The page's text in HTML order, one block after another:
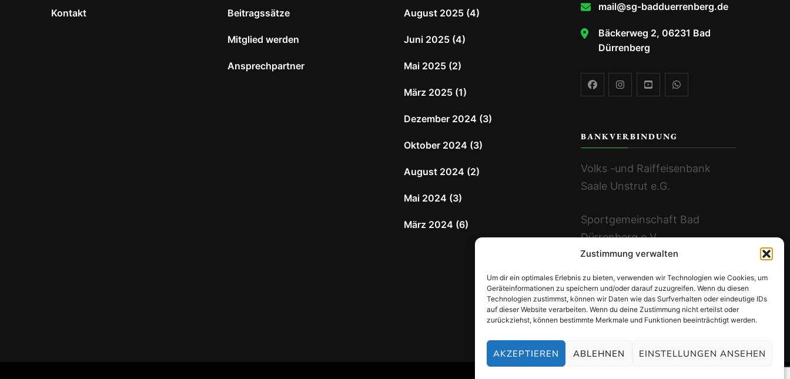
Zustimmung verwalten
Um dir ein optimales Erlebnis zu bieten, verwenden wir Technologien wie Cookies, um
Geräteinformationen zu speichern und/oder darauf zuzugreifen. Wenn du diesen
Technologien zustimmst, können wir Daten wie das Surfverhalten oder eindeutige IDs
auf dieser Website verarbeiten. Wenn du deine Zustimmung nicht erteilst oder
zurückziehst, können bestimmte Merkmale und Funktionen beeinträchtigt werden.
AKZEPTIEREN ABLEHNEN EINSTELLUNGEN ANSEHEN
Kontakt Beitragssätze
Mitglied werden
Ansprechpartner
August 2025 (4)
Juni 2025 (4)
Mai 2025 (2)
März 2025 (1)
Dezember 2024 (3)
Oktober 2024 (3)
August 2024 (2)
Mai 2024 (3)
März 2024 (6)
mail@sg-badduerrenberg.de
Bäckerweg 2, 06231 Bad
Dürrenberg
BANKVERBINDUNG
Volks -und Raiffeisenbank
Saale Unstrut e.G.
Sportgemeinschaft Bad
Dürrenberg e.V.
DE96 8006 3648 3201 5550
00
UstNr.: DE152802557